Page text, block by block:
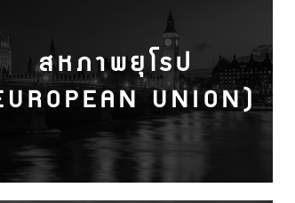
สหภาพยุโรป
UNION)